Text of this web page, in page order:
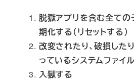
脱獄アプリを含む全ての
期化する（リセットする）
改変されたり、破損した
っているシステムファイ
入獄する